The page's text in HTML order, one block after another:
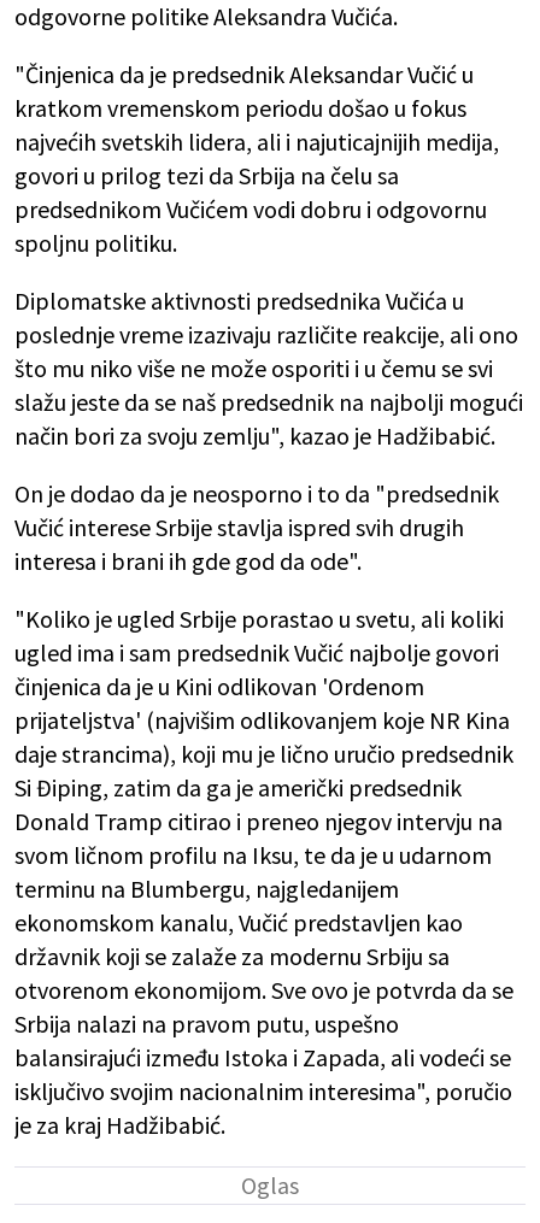
odgovorne politike Aleksandra Vučića.
"Činjenica da je predsednik Aleksandar Vučić u
kratkom vremenskom periodu došao u fokus
najvećih svetskih lidera, ali i najuticajnijih medija,
govori u prilog tezi da Srbija na čelu sa
predsednikom Vučićem vodi dobru i odgovornu
spoljnu politiku.
Diplomatske aktivnosti predsednika Vučića u
poslednje vreme izazivaju različite reakcije, ali ono
što mu niko više ne može osporiti i u čemu se svi
slažu jeste da se naš predsednik na najbolji mogući
način bori za svoju zemlju", kazao je Hadžibabić.
On je dodao da je neosporno i to da "predsednik
Vučić interese Srbije stavlja ispred svih drugih
interesa i brani ih gde god da ode".
"Koliko je ugled Srbije porastao u svetu, ali koliki
ugled ima i sam predsednik Vučić najbolje govori
činjenica da je u Kini odlikovan 'Ordenom
prijateljstva' (najvišim odlikovanjem koje NR Kina
daje strancima), koji mu je lično uručio predsednik
Si Điping, zatim da ga je američki predsednik
Donald Tramp citirao i preneo njegov intervju na
svom ličnom profilu na Iksu, te da je u udarnom
terminu na Blumbergu, najgledanijem
ekonomskom kanalu, Vučić predstavljen kao
državnik koji se zalaže za modernu Srbiju sa
otvorenom ekonomijom. Sve ovo je potvrda da se
Srbija nalazi na pravom putu, uspešno
balansirajući između Istoka i Zapada, ali vodeći se
isključivo svojim nacionalnim interesima", poručio
je za kraj Hadžibabić.